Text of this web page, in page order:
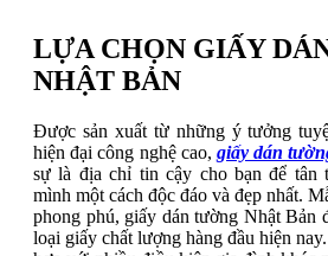
LỰA CHỌN GIẤY
NHẬT BẢN
Được sản xuất từ những ý tưởng
hiện đại công nghệ cao, giấy dán
sự là địa chỉ tin cậy cho bạn để tân
mình một cách độc đáo và đẹp nhất.
phong phú, giấy dán tường Nhật Bản
loại giấy chất lượng hàng đầu hiện